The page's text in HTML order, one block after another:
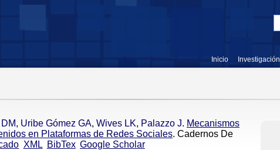
Inicio Investigación
, Uribe Gómez GA, Wives LK, Palazzo J. Mecanismos
en Plataformas de Redes Sociales. Cadernos De
XML BibTex Google Scholar